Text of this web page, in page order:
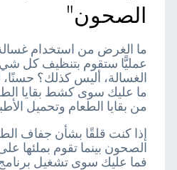
الصحون"
ما الغرض من استخدام
عمليًّا ستقوم بتنظيف كل
الغسالة، أليس كذلك؟
ما عليك سوى كشط بقايا
من بقايا الطعام وتحميل
إذا كنت قلقًا بشأن جفاف
الصحون بينما تقوم بملئها
فما عليك سوى تشغيل